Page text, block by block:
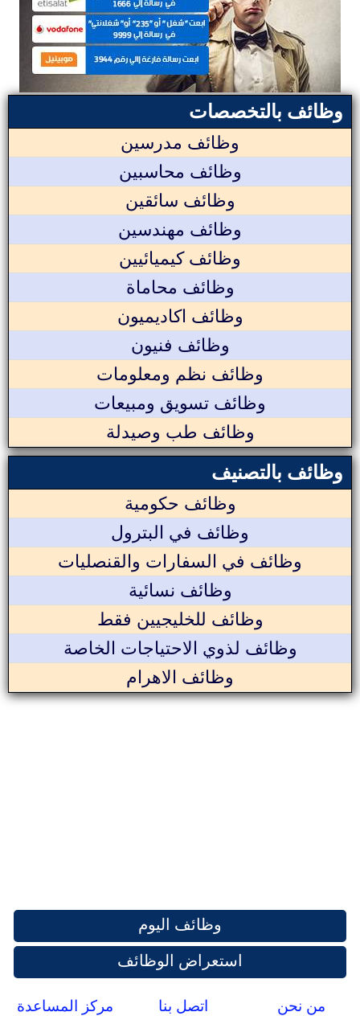
وظائف بالتخصصات
وظائف مدرسين
وظائف محاسبين
وظائف سائقين
وظائف مهندسين
وظائف كيميائيين
وظائف محاماة
وظائف اكاديميون
وظائف فنيون
وظائف نظم ومعلومات
وظائف تسويق ومبيعات
وظائف طب وصيدلة
وظائف بالتصنيف
وظائف حكومية
وظائف في البترول
وظائف في السفارات والقنصليات
وظائف نسائية
وظائف للخليجيين فقط
وظائف لذوي الاحتياجات الخاصة
وظائف الاهرام
وظائف اليوم
استعراض الوظائف
من نحن اتصل بنا مركز المساعدة